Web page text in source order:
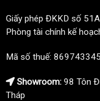
Giấy phép ĐKKD số
Phòng tài chính kế
Mã số thuế:
Showroom: 98 Tôn
Tháp